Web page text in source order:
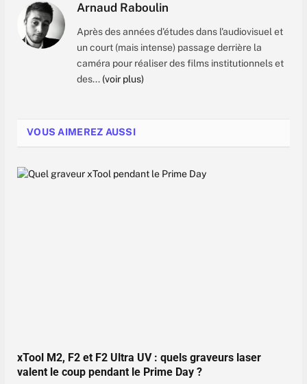
Arnaud Raboulin
Après des années d'études dans l'audiovisuel et
un court (mais intense) passage derrière la
caméra pour réaliser des films institutionnels et
des... (voir plus)
VOUS AIMEREZ AUSSI
xTool M2, F2 et F2 Ultra UV : quels graveurs laser
valent le coup pendant le Prime Day ?